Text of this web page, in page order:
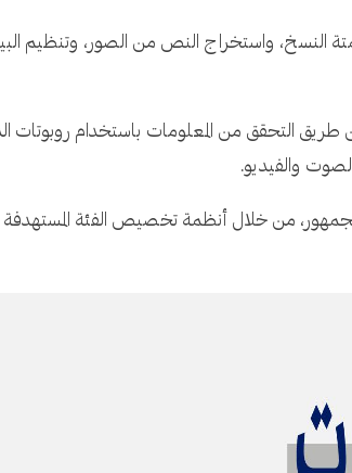
النسخ، واستخراج النص من الصور، وتنظيم
طريق التحقق من المعلومات باستخدام روبوتات
من خلال أنظمة تخصيص الفئة المستهدفة